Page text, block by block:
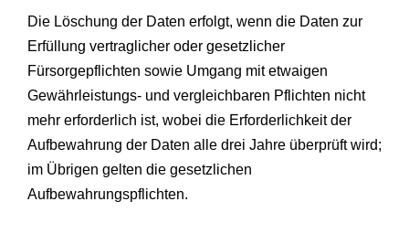
Die Löschung der Daten erfolgt, wenn die Daten zur
Erfüllung vertraglicher oder gesetzlicher
Fürsorgepflichten sowie Umgang mit etwaigen
Gewährleistungs- und vergleichbaren Pflichten nicht
mehr erforderlich ist, wobei die Erforderlichkeit der
Aufbewahrung der Daten alle drei Jahre überprüft wird;
im Übrigen gelten die gesetzlichen
Aufbewahrungspflichten.